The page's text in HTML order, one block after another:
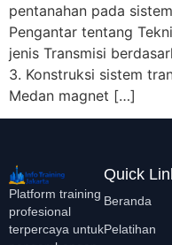
pentanahan pada
Pengantar tentang
jenis Transmisi
3. Konstruksi sistem
Medan magnet […]
Platform training
profesional
terpercaya untuk
Quick
Beranda
Pelatihan